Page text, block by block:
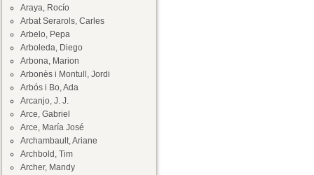
Araya, Rocío
Arbat Serarols, Carles
Arbelo, Pepa
Arboleda, Diego
Arbona, Marion
Arbonès i Montull, Jordi
Arbós i Bo, Ada
Arcanjo, J. J.
Arce, Gabriel
Arce, María José
Archambault, Ariane
Archbold, Tim
Archer, Mandy